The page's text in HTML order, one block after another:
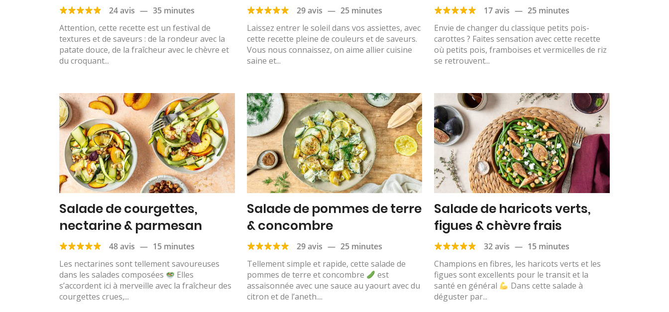
chou kale24 avis — 35 minutes
Attention, cette recette est un festival de
textures et de saveurs : de la rondeur avec la
patate douce, de la fraîcheur avec le chèvre et
du croquant...
29 avis — 25 minutes
Laissez entrer le soleil dans vos assiettes, avec
cette recette pleine de couleurs et de saveurs.
Vous nous connaissez, on aime allier cuisine
saine et...
de riz
17 avis — 25 minutes
Envie de changer du classique petits pois-
carottes ? Faites sensation avec cette recette
où petits pois, framboises et vermicelles de riz
se retrouvent...
Salade de courgettes,
nectarine & parmesan
48 avis — 15 minutes
Les nectarines sont tellement savoureuses
dans les salades composées
Elles
s’accordent ici à merveille avec la fraîcheur des
courgettes crues,...
Salade de pommes de terre
& concombre
29 avis — 25 minutes
Tellement simple et rapide, cette salade de
pommes de terre et concombre
est
assaisonnée avec une sauce au yaourt avec du
citron et de l’aneth....
Salade de haricots verts,
figues & chèvre frais
32 avis — 15 minutes
Champions en fibres, les haricots verts et les
figues sont excellents pour le transit et la
santé en général
Dans cette salade à
déguster par...